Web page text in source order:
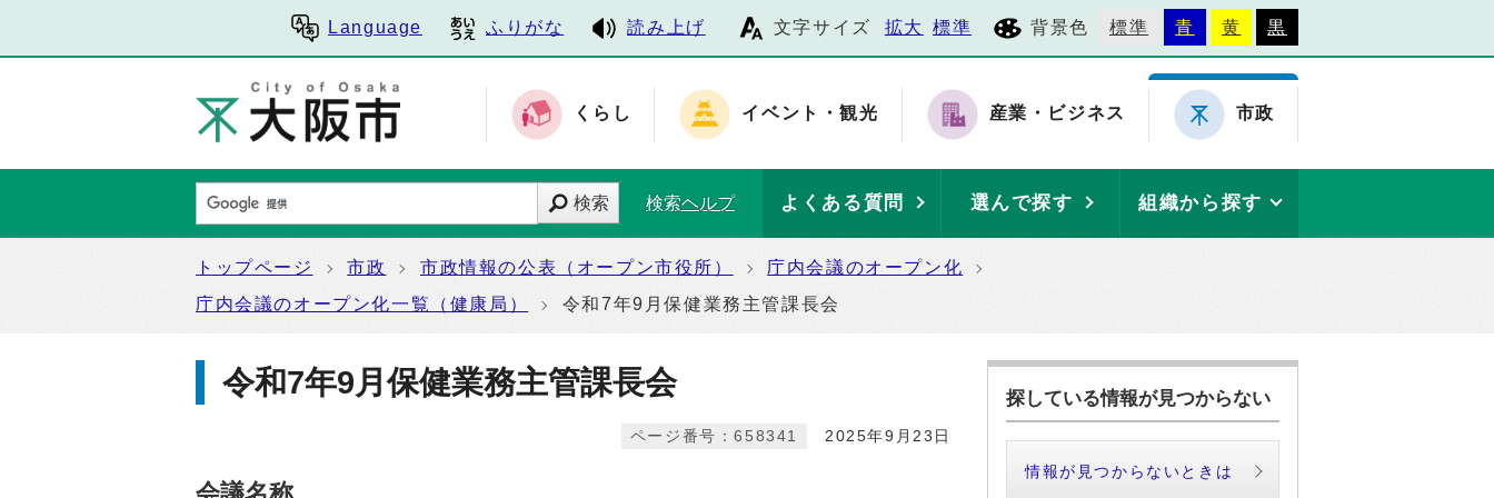
Language ふりがな 読み上げ 文字サイズ 拡大 標準 背景色 標準 青 黄 黒
くらし イベント・観光 産業・ビジネス 市政
検索 検索ヘルプ よくある質問 選んで探す 組織から探す
トップページ 市政 市政情報の公表（オープン市役所）
庁内会議のオープン化
庁内会議のオープン化一覧（健康局）
令和7年9月保健業務主管課長会
令和7年9月保健業務主管課長会
2025年9月23日
ページ番号：658341
探している情報が見つからない
情報が見つからないときは